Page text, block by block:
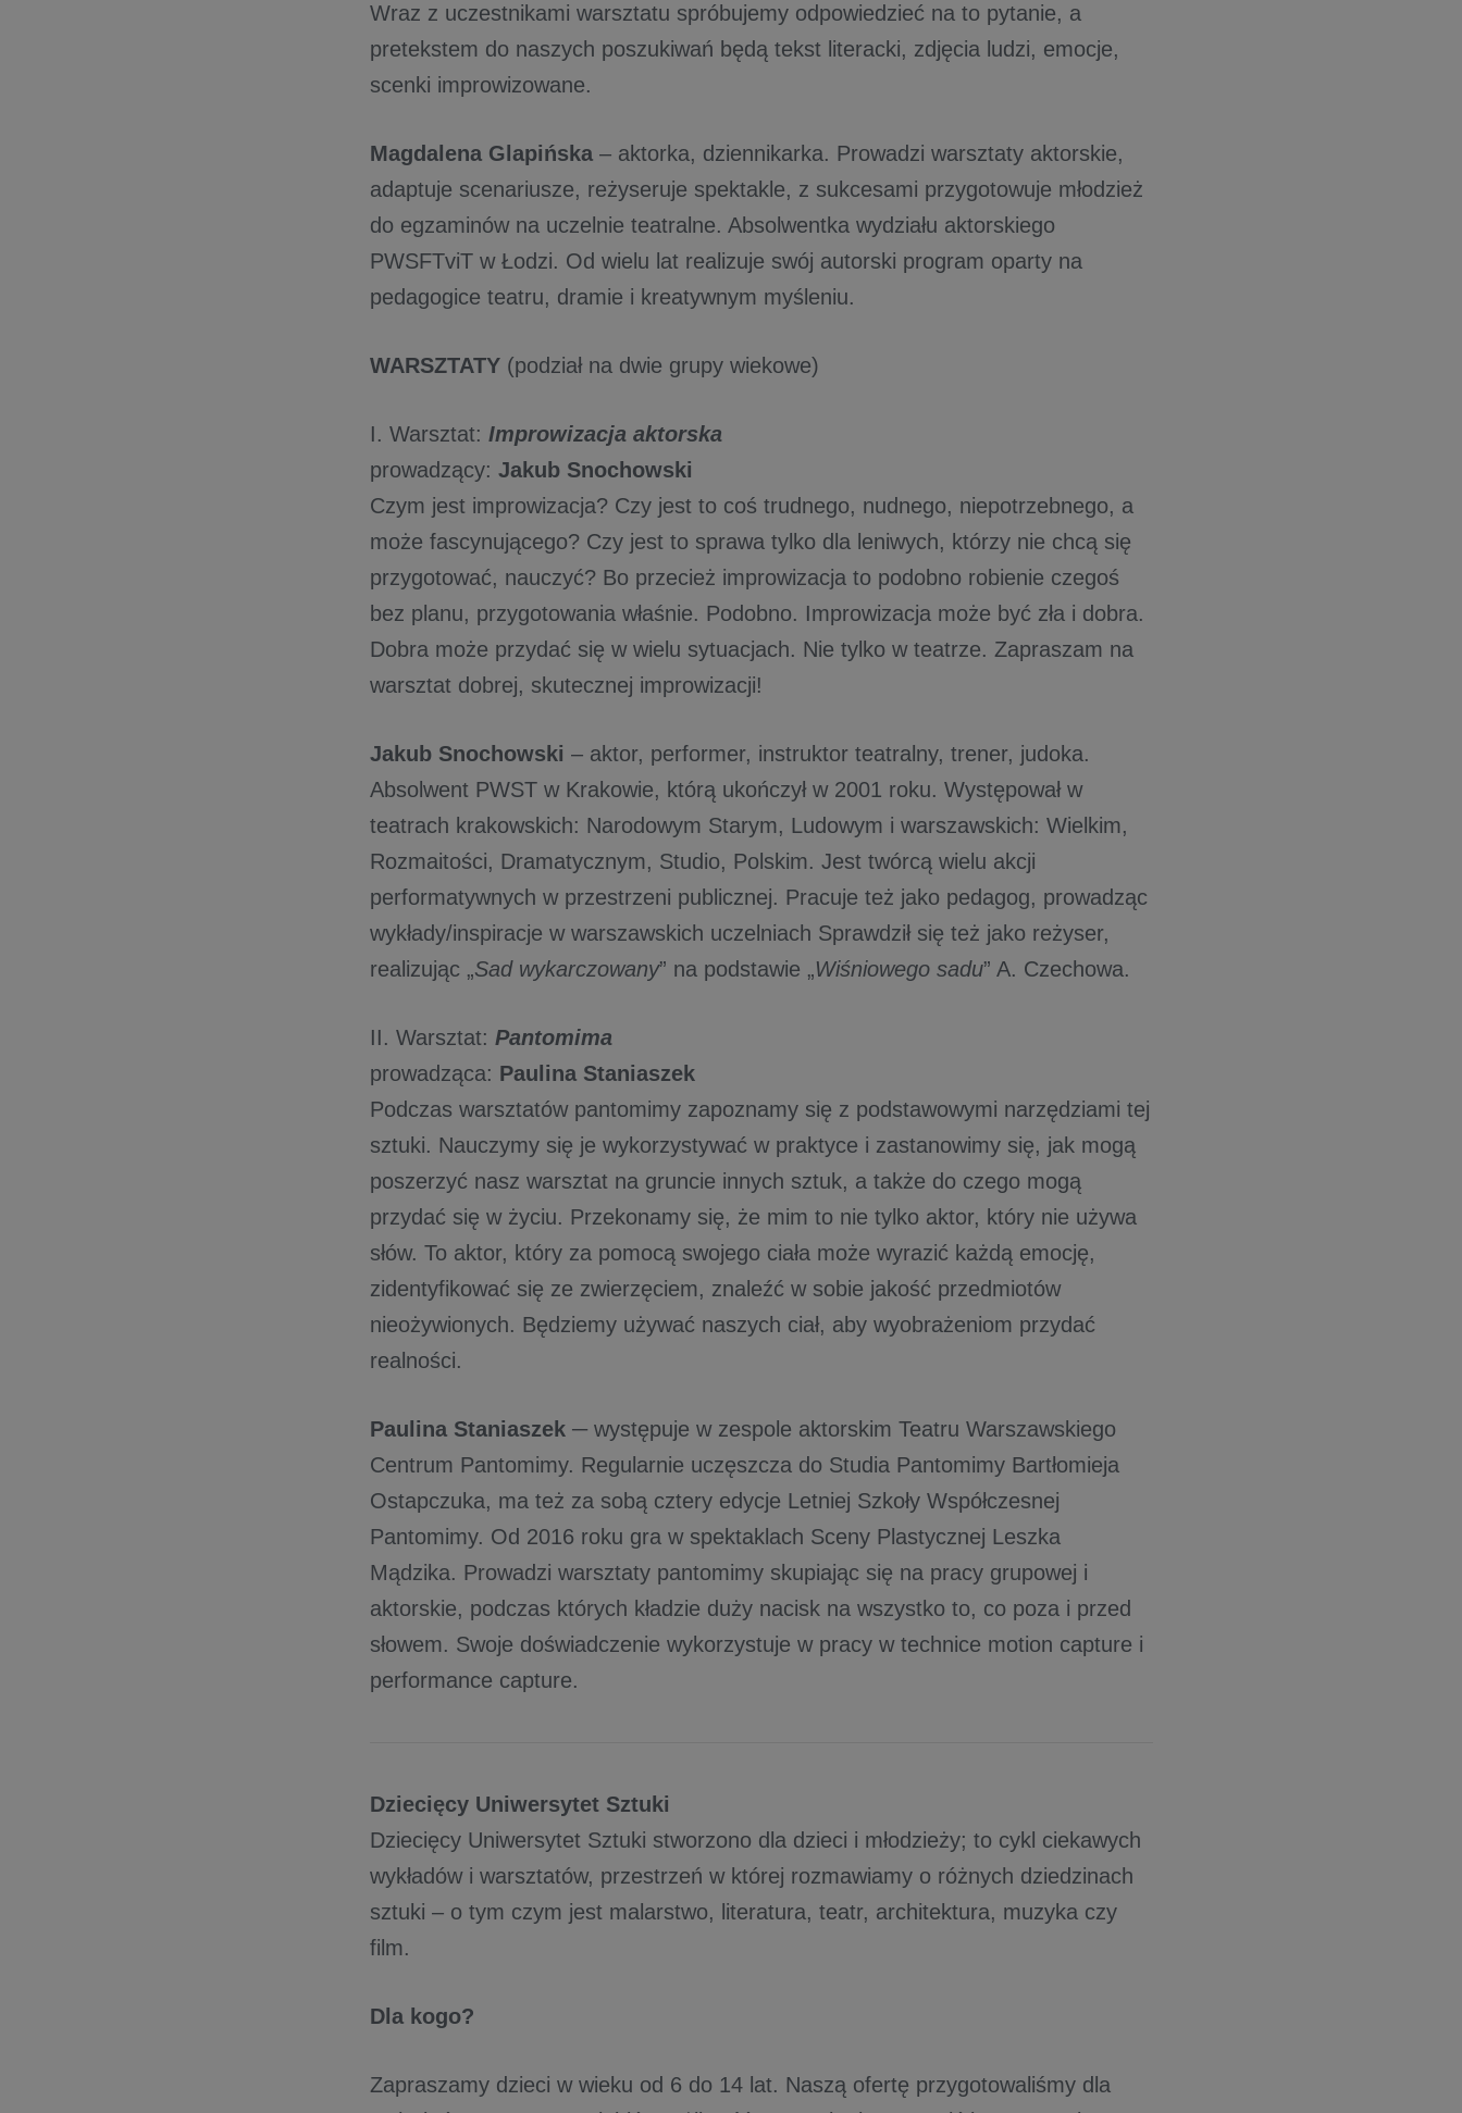
Wraz z uczestnikami warsztatu spróbujemy odpowiedzieć na to pytanie, a
pretekstem do naszych poszukiwań będą tekst literacki, zdjęcia ludzi, emocje,
scenki improwizowane.
​Magdalena Glapińska – aktorka, dziennikarka. Prowadzi warsztaty aktorskie,
adaptuje scenariusze, reżyseruje spektakle, z sukcesami przygotowuje młodzież
do egzaminów na uczelnie teatralne. Absolwentka wydziału aktorskiego
PWSFTviT w Łodzi. Od wielu lat realizuje swój autorski program oparty na
pedagogice teatru, dramie i kreatywnym myśleniu.
WARSZTATY (podział na dwie grupy wiekowe)
I. Warsztat: Improwizacja aktorska
prowadzący: Jakub Snochowski
Czym jest improwizacja? Czy jest to coś trudnego, nudnego, niepotrzebnego, a
może fascynującego? Czy jest to sprawa tylko dla leniwych, którzy nie chcą się
przygotować, nauczyć? Bo przecież improwizacja to podobno robienie czegoś
bez planu, przygotowania właśnie. Podobno. Improwizacja może być zła i dobra.
Dobra może przydać się w wielu sytuacjach. Nie tylko w teatrze. Zapraszam na
warsztat dobrej, skutecznej improwizacji!
Jakub Snochowski – aktor, performer, instruktor teatralny, trener, judoka.
Absolwent PWST w Krakowie, którą ukończył w 2001 roku. Występował w
teatrach krakowskich: Narodowym Starym, Ludowym i warszawskich: Wielkim,
Rozmaitości, Dramatycznym, Studio, Polskim. Jest twórcą wielu akcji
performatywnych w przestrzeni publicznej. Pracuje też jako pedagog, prowadząc
wykłady/inspiracje w warszawskich uczelniach Sprawdził się też jako reżyser,
realizując „Sad wykarczowany” na podstawie „Wiśniowego sadu” A. Czechowa.
II. Warsztat: Pantomima
prowadząca: Paulina Staniaszek
Podczas warsztatów pantomimy zapoznamy się z podstawowymi narzędziami tej
sztuki. Nauczymy się je wykorzystywać w praktyce i zastanowimy się, jak mogą
poszerzyć nasz warsztat na gruncie innych sztuk, a także do czego mogą
przydać się w życiu. Przekonamy się, że mim to nie tylko aktor, który nie używa
słów. To aktor, który za pomocą swojego ciała może wyrazić każdą emocję,
zidentyfikować się ze zwierzęciem, znaleźć w sobie jakość przedmiotów
nieożywionych. Będziemy używać naszych ciał, aby wyobrażeniom przydać
realności.
Paulina Staniaszek ─ występuje w zespole aktorskim Teatru Warszawskiego
Centrum Pantomimy. Regularnie uczęszcza do Studia Pantomimy Bartłomieja
Ostapczuka, ma też za sobą cztery edycje Letniej Szkoły Współczesnej
Pantomimy. Od 2016 roku gra w spektaklach Sceny Plastycznej Leszka
Mądzika. Prowadzi warsztaty pantomimy skupiając się na pracy grupowej i
aktorskie, podczas których kładzie duży nacisk na wszystko to, co poza i przed
słowem. Swoje doświadczenie wykorzystuje w pracy w technice motion capture i
performance capture.
Dziecięcy Uniwersytet Sztuki
Dziecięcy Uniwersytet Sztuki stworzono dla dzieci i młodzieży; to cykl ciekawych
wykładów i warsztatów, przestrzeń w której rozmawiamy o różnych dziedzinach
sztuki – o tym czym jest malarstwo, literatura, teatr, architektura, muzyka czy
film.
Dla kogo?
Zapraszamy dzieci w wieku od 6 do 14 lat. Naszą ofertę przygotowaliśmy dla